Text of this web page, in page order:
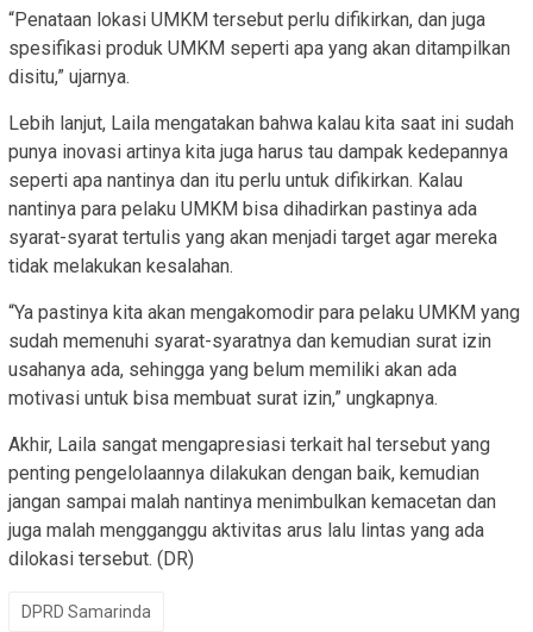
“Penataan lokasi UMKM tersebut perlu difikirkan, dan juga
spesifikasi produk UMKM seperti apa yang akan ditampilkan
disitu,” ujarnya.
Lebih lanjut, Laila mengatakan bahwa kalau kita saat ini sudah
punya inovasi artinya kita juga harus tau dampak kedepannya
seperti apa nantinya dan itu perlu untuk difikirkan. Kalau
nantinya para pelaku UMKM bisa dihadirkan pastinya ada
syarat-syarat tertulis yang akan menjadi target agar mereka
tidak melakukan kesalahan.
“Ya pastinya kita akan mengakomodir para pelaku UMKM yang
sudah memenuhi syarat-syaratnya dan kemudian surat izin
usahanya ada, sehingga yang belum memiliki akan ada
motivasi untuk bisa membuat surat izin,” ungkapnya.
Akhir, Laila sangat mengapresiasi terkait hal tersebut yang
penting pengelolaannya dilakukan dengan baik, kemudian
jangan sampai malah nantinya menimbulkan kemacetan dan
juga malah mengganggu aktivitas arus lalu lintas yang ada
dilokasi tersebut. (DR)
DPRD Samarinda